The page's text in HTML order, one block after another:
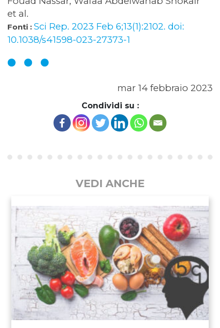
et al.
Fonti : Sci Rep. 2023 Feb 6;13(1):2102. doi:
10.1038/s41598-023-27373-1
mar 14 febbraio 2023
Condividi su :
VEDI ANCHE